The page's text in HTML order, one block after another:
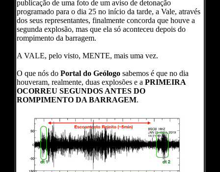
publicação de uma foto de um aviso de detonação
programado para o dia 25 no início da tarde, a Vale, através
dos seus representantes, finalmente concorda que houve a
segunda explosão, mas que ela só aconteceu depois do
rompimento da barragem.
A VALE, pelo visto, MENTE, mais uma vez.
O que nós do Portal do Geólogo sabemos é que no dia
houveram, realmente, duas explosões e a PRIMEIRA
OCORREU SEGUNDOS ANTES DO
ROMPIMENTO DA BARRAGEM.